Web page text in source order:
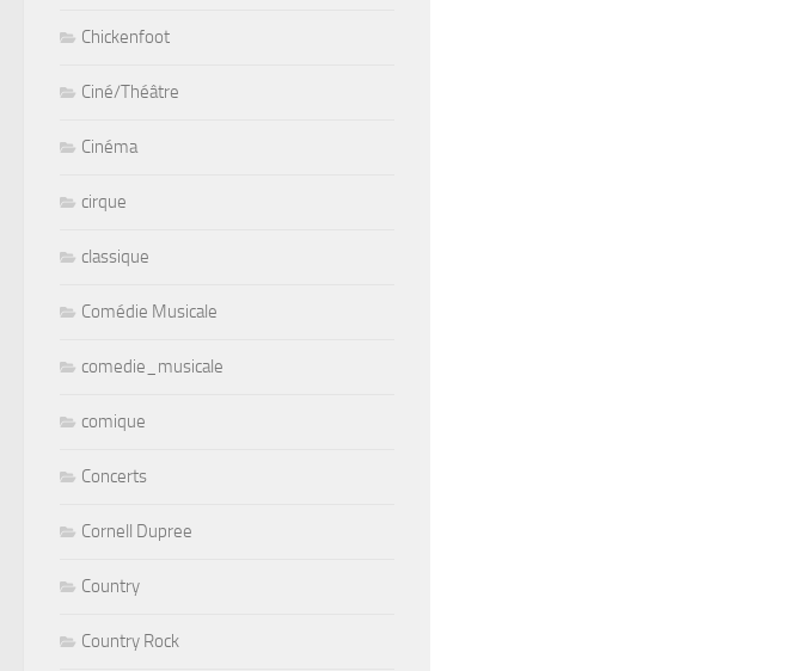
Chickenfoot
Ciné/Théâtre
Cinéma
cirque
classique
Comédie Musicale
comedie_musicale
comique
Concerts
Cornell Dupree
Country
Country Rock